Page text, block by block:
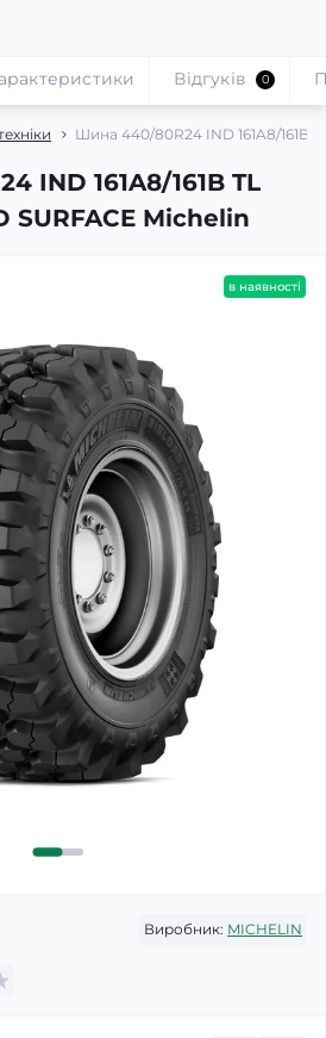
Шина 440/80R24 IND 161A8/161B
IND 161A8/161B TL
SURFACE Michelin
Відгуків 0
в наявності
Виробник: MICHELIN